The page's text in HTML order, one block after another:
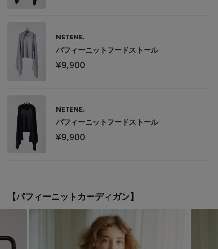
NETENE.
パフィーニットフードストール
¥9,900
NETENE.
パフィーニットフードストール
¥9,900
【パフィーニットカーディガン】